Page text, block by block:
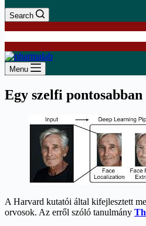
Search
Menu
Egy szelfi
A Harvard kutatói által kifejlesztett
orvosok. Az erről szóló tanulmány